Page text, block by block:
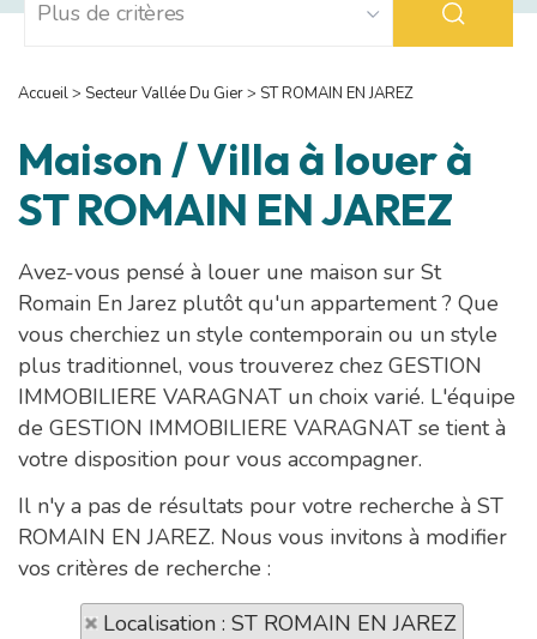
Accueil> Secteur Vallée Du Gier> ST ROMAIN EN JAREZ
Maison / Villa à louer à
ST ROMAIN EN JAREZ
Avez-vous pensé à louer une maison sur St
Romain En Jarez plutôt qu'un appartement ? Que
vous cherchiez un style contemporain ou un style
plus traditionnel, vous trouverez chez GESTION
IMMOBILIERE VARAGNAT un choix varié. L'équipe
de GESTION IMMOBILIERE VARAGNAT se tient à
votre disposition pour vous accompagner.
Il n'y a pas de résultats pour votre recherche à ST
ROMAIN EN JAREZ. Nous vous invitons à modifier
vos critères de recherche :
Localisation : ST ROMAIN EN JAREZ